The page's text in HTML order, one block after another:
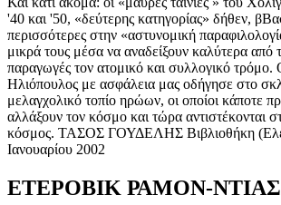
ΕΤΕΡΟΒΙΚ ΡΑΜΟΝ-ΝΤΙΑΣ